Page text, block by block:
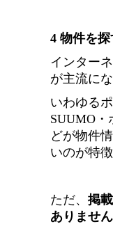
4 物件を探
インター
が主流に
いわゆる
SUUMO・
どが物件
いのが特
ただ、 掲
ありません